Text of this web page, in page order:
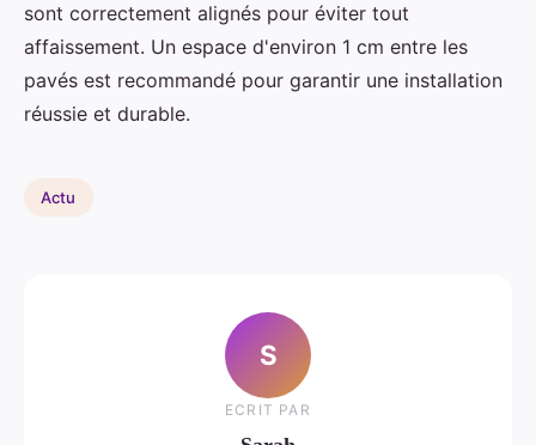
sont correctement alignés pour éviter tout
affaissement. Un espace d'environ 1 cm entre les
pavés est recommandé pour garantir une installation
réussie et durable.
Actu
S
ECRIT PAR